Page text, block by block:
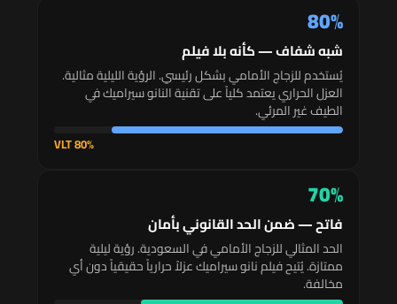
80%
شبه شفاف — كأنه بلا فيلم
يُستخدم للزجاج الأمامي بشكل رئيسي. الرؤية الليلية مثالية.
العزل الحراري يعتمد كلياً على تقنية النانو سيراميك في
الطيف غير المرئي.
80% VLT
70%
فاتح — ضمن الحد القانوني بأمان
الحد المثالي للزجاج الأمامي في السعودية. رؤية ليلية
ممتازة. يُتيح فيلم نانو سيراميك عزلاً حرارياً حقيقياً دون أي
مخالفة.